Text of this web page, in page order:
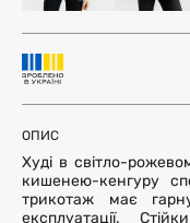
ОПИС
Худі в світло-
кишенею-кенгуру
трикотаж має